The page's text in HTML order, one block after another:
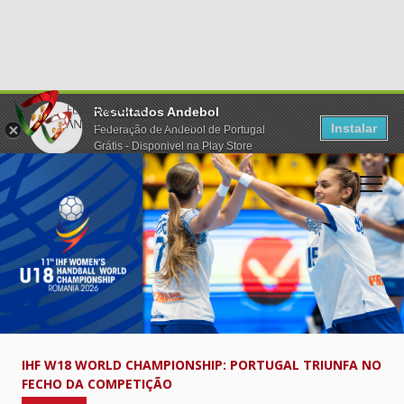
Resultados Andebol
Federação de Andebol de Portugal
Grátis - Disponivel na Play Store
Instalar
IHF W18 WORLD CHAMPIONSHIP: PORTUGAL TRIUNFA NO
FECHO DA COMPETIÇÃO